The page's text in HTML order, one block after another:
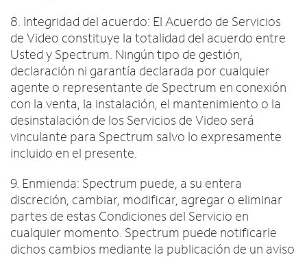
8. Integridad del acuerdo: El Acuerdo de Servicios
de Video constituye la totalidad del acuerdo entre
Usted y Spectrum. Ningún tipo de gestión,
declaración ni garantía declarada por cualquier
agente o representante de Spectrum en conexión
con la venta, la instalación, el mantenimiento o la
desinstalación de los Servicios de Video será
vinculante para Spectrum salvo lo expresamente
incluido en el presente.
9. Enmienda: Spectrum puede, a su entera
discreción, cambiar, modificar, agregar o eliminar
partes de estas Condiciones del Servicio en
cualquier momento. Spectrum puede notificarle
dichos cambios mediante la publicación de un aviso